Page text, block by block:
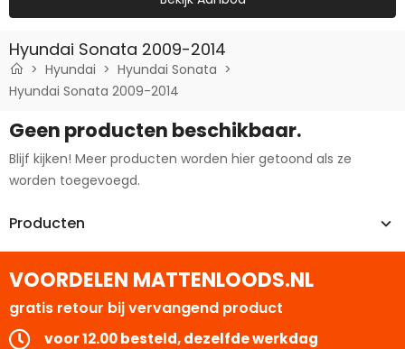
Hyundai Sonata 2009-2014
Hyundai
Hyundai Sonata
Hyundai Sonata 2009-2014
Producten
Geen producten beschikbaar.
Blijf kijken! Meer producten worden hier getoond als ze
worden toegevoegd.
VOORDELEN MATTENLOODS.NL
gratis retour bij vervangend product
voor 12.00 besteld, dezelfde werkdag